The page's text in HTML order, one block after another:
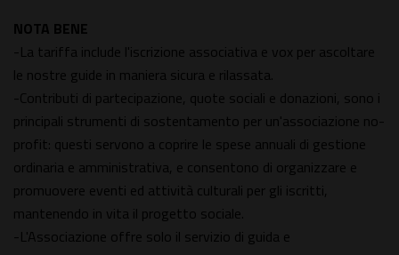
NOTA BENE
-La tariffa include l'iscrizione associativa e vox per ascoltare
le nostre guide in maniera sicura e rilassata.
-Contributi di partecipazione, quote sociali e donazioni, sono i
principali strumenti di sostentamento per un'associazione no-
profit: questi servono a coprire le spese annuali di gestione
ordinaria e amministrativa, e consentono di organizzare e
promuovere eventi ed attività culturali per gli iscritti,
mantenendo in vita il progetto sociale.
-L'Associazione offre solo il servizio di guida e